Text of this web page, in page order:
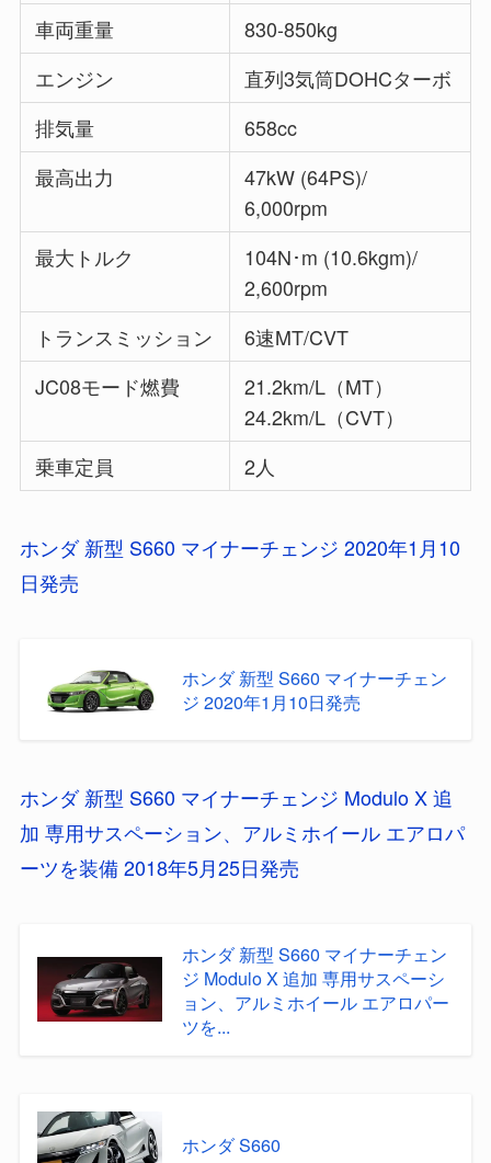
車両重量
830-850kg
エンジン
直列3気筒DOHCターボ
排気量
658cc
最高出力
47kW (64PS)/
6,000rpm
最大トルク
104N･m (10.6kgm)/
2,600rpm
トランスミッション
6速MT/CVT
JC08モード燃費
21.2km/L（MT）
24.2km/L（CVT）
乗車定員
2人
ホンダ 新型 S660 マイナーチェンジ 2020年1月10
日発売
ホンダ 新型 S660 マイナーチェン
ジ 2020年1月10日発売
ホンダ 新型 S660 マイナーチェンジ Modulo X 追
加 専用サスペーション、アルミホイール エアロパ
ーツを装備 2018年5月25日発売
ホンダ 新型 S660 マイナーチェン
ジ Modulo X 追加 専用サスペーシ
ョン、アルミホイール エアロパー
ツを...
ホンダ S660